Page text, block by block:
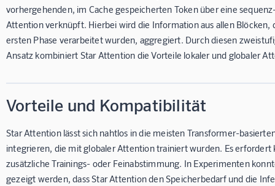
vorhergehenden, im Cache gespeicherten Token über eine
Attention verknüpft. Hierbei wird die Information aus allen Blöcken,
ersten Phase verarbeitet wurden, aggregiert. Durch diesen
Ansatz kombiniert Star Attention die Vorteile lokaler und globaler
Vorteile und Kompatibilität
Star Attention lässt sich nahtlos in die meisten Transformer-
integrieren, die mit globaler Attention trainiert wurden. Es erfordert
zusätzliche Trainings- oder Feinabstimmung. In Experimenten
gezeigt werden, dass Star Attention den Speicherbedarf und die